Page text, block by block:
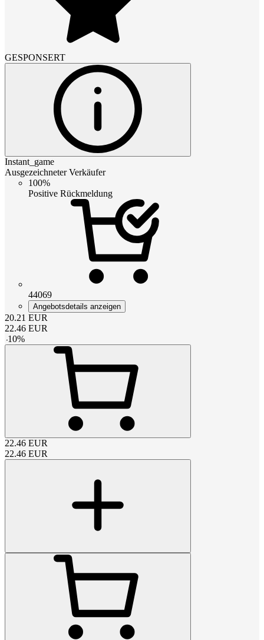
GESPONSERT
Instant_game
Ausgezeichneter Verkäufer
100%
Positive Rückmeldung
44069
Angebotsdetails anzeigen
20.21 EUR
22.46 EUR
-10%
22.46 EUR
22.46 EUR